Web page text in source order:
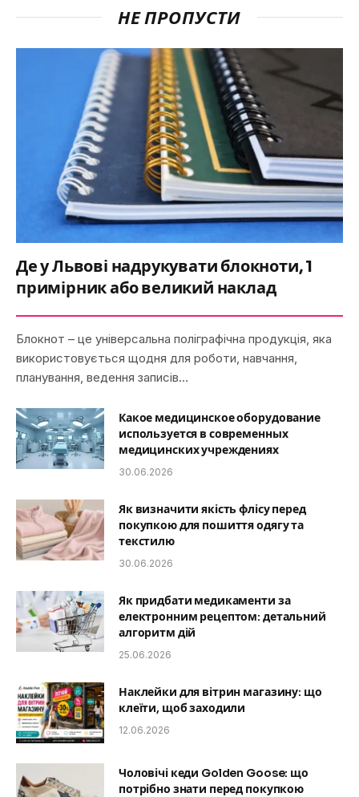
НЕ ПРОПУСТИ
Де у Львові надрукувати блокноти, 1
примірник або великий наклад
Блокнот – це універсальна поліграфічна продукція, яка
використовується щодня для роботи, навчання,
планування, ведення записів…
Какое медицинское оборудование
используется в современных
медицинских учреждениях
30.06.2026
Як визначити якість флісу перед
покупкою для пошиття одягу та
текстилю
30.06.2026
Як придбати медикаменти за
електронним рецептом: детальний
алгоритм дій
25.06.2026
Наклейки для вітрин магазину: що
клеїти, щоб заходили
12.06.2026
Чоловічі кеди Golden Goose: що
потрібно знати перед покупкою